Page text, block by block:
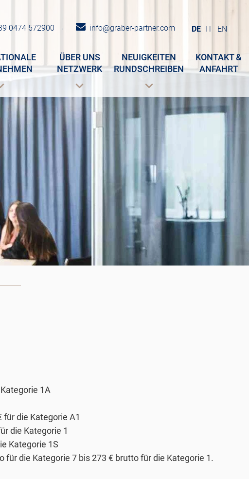
0474 572900 · info@graber-partner.com DE IT EN
ÜBER UNS
NETZWERK
NEUIGKEITEN
RUNDSCHREIBEN
KONTAKT &
ANFAHRT
1A
die Kategorie A1
die Kategorie 1
Kategorie 1S
für die Kategorie 7 bis 273 € brutto für die Kategorie 1.